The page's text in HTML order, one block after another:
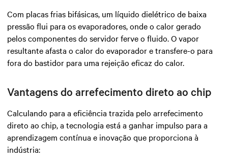
Com placas frias bifásicas, um líquido dielétrico de baixa
pressão flui para os evaporadores, onde o calor gerado
pelos componentes do servidor ferve o fluido. O vapor
resultante afasta o calor do evaporador e transfere-o para
fora do bastidor para uma rejeição eficaz do calor.
Vantagens do arrefecimento direto ao chip
Calculando para a eficiência trazida pelo arrefecimento
direto ao chip, a tecnologia está a ganhar impulso para a
aprendizagem contínua e inovação que proporciona à
indústria: